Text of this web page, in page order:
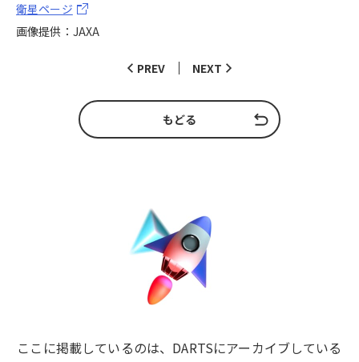
衛星ページ
画像提供：JAXA
PREV NEXT
もどる
ここに掲載しているのは、DARTSにアーカイブしている